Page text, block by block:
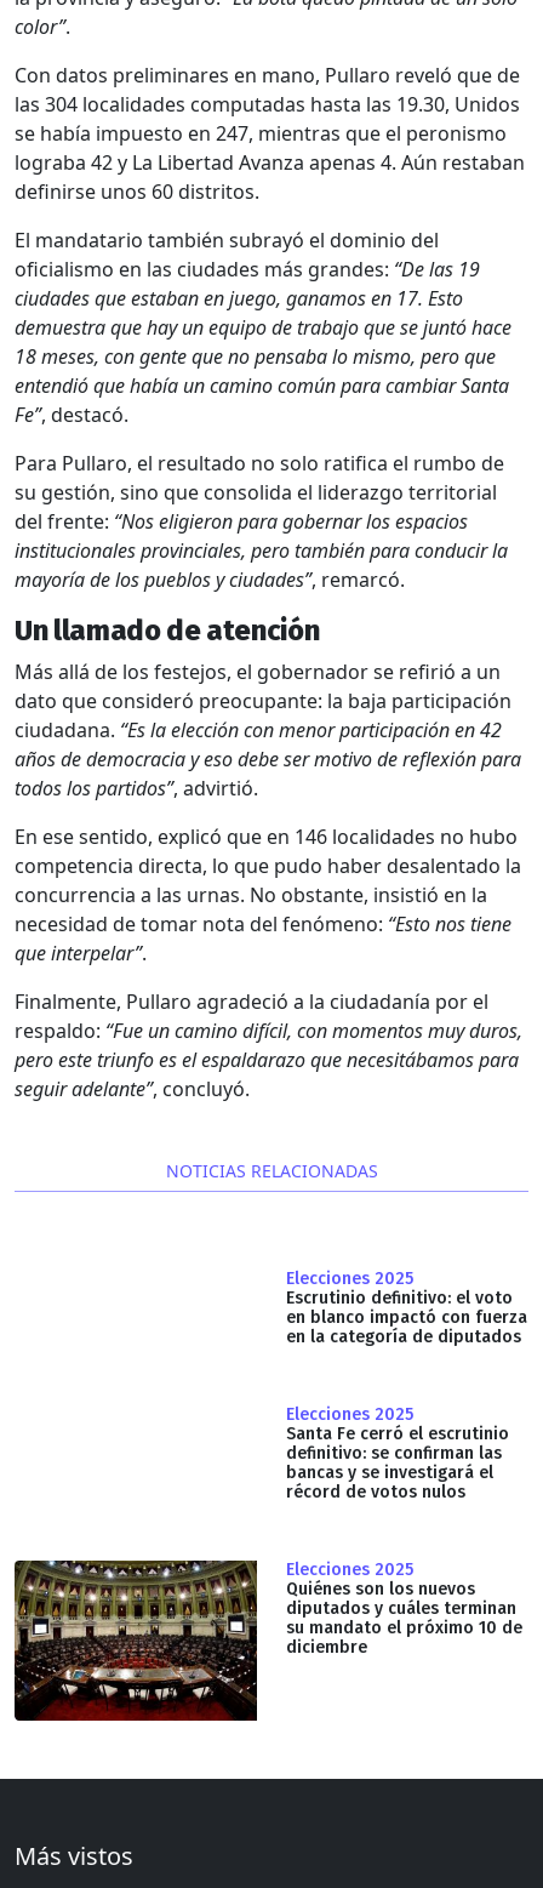
color”.
Con datos preliminares en mano, Pullaro reveló que de
las 304 localidades computadas hasta las 19.30, Unidos
se había impuesto en 247, mientras que el peronismo
lograba 42 y La Libertad Avanza apenas 4. Aún restaban
definirse unos 60 distritos.
El mandatario también subrayó el dominio del
oficialismo en las ciudades más grandes: “De las 19
ciudades que estaban en juego, ganamos en 17. Esto
demuestra que hay un equipo de trabajo que se juntó hace
18 meses, con gente que no pensaba lo mismo, pero que
entendió que había un camino común para cambiar Santa
Fe”, destacó.
Para Pullaro, el resultado no solo ratifica el rumbo de
su gestión, sino que consolida el liderazgo territorial
del frente: “Nos eligieron para gobernar los espacios
institucionales provinciales, pero también para conducir la
mayoría de los pueblos y ciudades”, remarcó.
Un llamado de atención
Más allá de los festejos, el gobernador se refirió a un
dato que consideró preocupante: la baja participación
ciudadana. “Es la elección con menor participación en 42
años de democracia y eso debe ser motivo de reflexión para
todos los partidos”, advirtió.
En ese sentido, explicó que en 146 localidades no hubo
competencia directa, lo que pudo haber desalentado la
concurrencia a las urnas. No obstante, insistió en la
necesidad de tomar nota del fenómeno: “Esto nos tiene
que interpelar”.
Finalmente, Pullaro agradeció a la ciudadanía por el
respaldo: “Fue un camino difícil, con momentos muy duros,
pero este triunfo es el espaldarazo que necesitábamos para
seguir adelante”, concluyó.
NOTICIAS RELACIONADAS
Elecciones 2025
Escrutinio definitivo: el voto
en blanco impactó con fuerza
en la categoría de diputados
Elecciones 2025
Santa Fe cerró el escrutinio
definitivo: se confirman las
bancas y se investigará el
récord de votos nulos
Elecciones 2025
Quiénes son los nuevos
diputados y cuáles terminan
su mandato el próximo 10 de
diciembre
Más vistos